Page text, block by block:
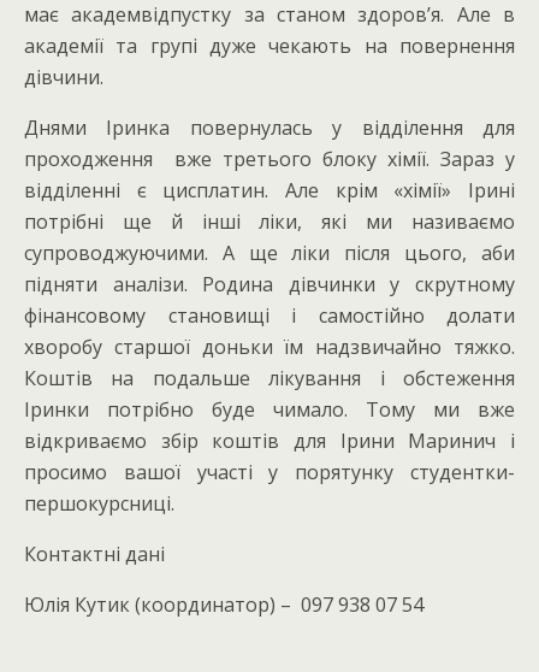
має академвідпустку за станом здоров’я. Але в
академії та групі дуже чекають на повернення
дівчини.
Днями Іринка повернулась у відділення для
проходження вже третього блоку хімії. Зараз у
відділенні є цисплатин. Але крім «хімії» Ірині
потрібні ще й інші ліки, які ми називаємо
супроводжуючими. А ще ліки після цього, аби
підняти аналізи. Родина дівчинки у скрутному
фінансовому становищі і самостійно долати
хворобу старшої доньки їм надзвичайно тяжко.
Коштів на подальше лікування і обстеження
Іринки потрібно буде чимало. Тому ми вже
відкриваємо збір коштів для Ірини Маринич і
просимо вашої участі у порятунку студентки-
першокурсниці.
Контактні дані
Юлія Кутик (координатор) – 097 938 07 54